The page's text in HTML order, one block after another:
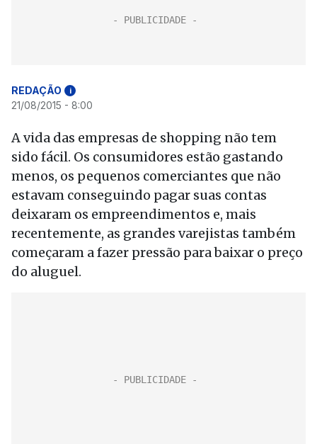
REDAÇÃO i
21/08/2015 - 8:00
A vida das empresas de shopping não tem
sido fácil. Os consumidores estão gastando
menos, os pequenos comerciantes que não
estavam conseguindo pagar suas contas
deixaram os empreendimentos e, mais
recentemente, as grandes varejistas também
começaram a fazer pressão para baixar o preço
do aluguel.